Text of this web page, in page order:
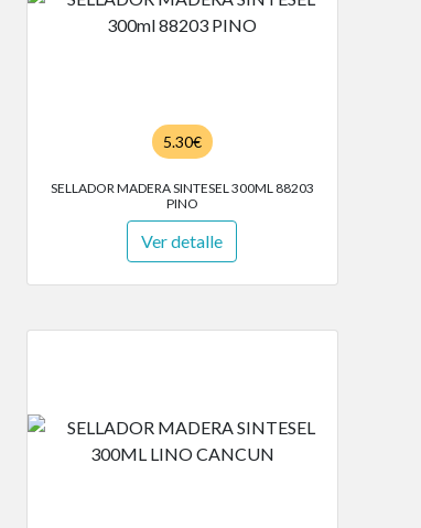
5.30€
SELLADOR MADERA SINTESEL 300ML 88203
PINO
Ver detalle